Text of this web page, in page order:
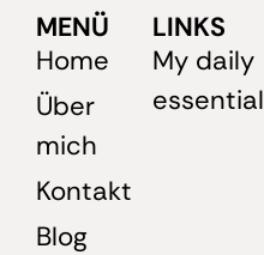
MENÜ
Home
Über
mich
Kontakt
Blog
LINKS
My daily
essential